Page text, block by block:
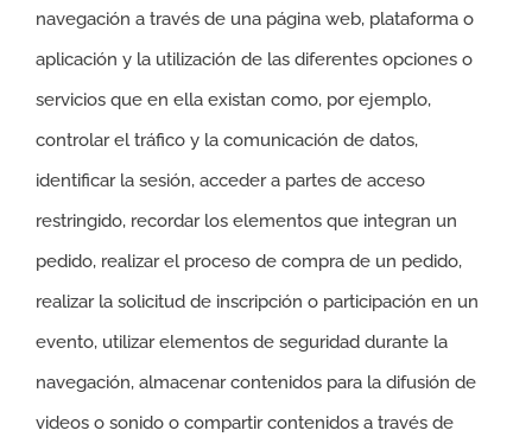
navegación a través de una página web, plataforma o
aplicación y la utilización de las diferentes opciones o
servicios que en ella existan como, por ejemplo,
controlar el tráfico y la comunicación de datos,
identificar la sesión, acceder a partes de acceso
restringido, recordar los elementos que integran un
pedido, realizar el proceso de compra de un pedido,
realizar la solicitud de inscripción o participación en un
evento, utilizar elementos de seguridad durante la
navegación, almacenar contenidos para la difusión de
videos o sonido o compartir contenidos a través de